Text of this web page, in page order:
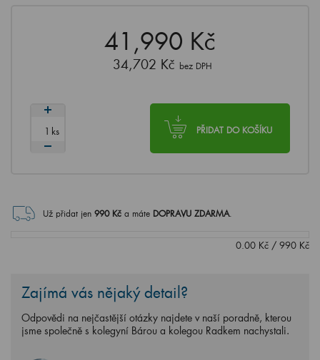
41,990 Kč
34,702 Kč bez DPH
PŘIDAT DO KOŠÍKU
ks
Už přidat jen 990Kč a máte DOPRAVU ZDARMA.
0.00 Kč / 990 Kč
Zajímá vás nějaký detail?
Odpovědi na nejčastější otázky najdete v naší poradně, kterou
jsme společně s kolegyní Bárou a kolegou Radkem nachystali.